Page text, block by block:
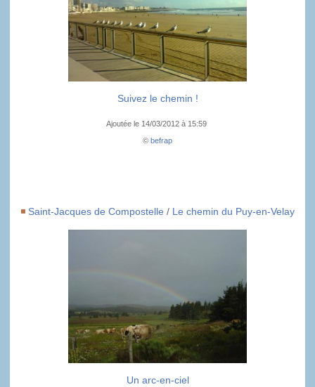
Suivez le chemin !
Ajoutée le 14/03/2012 à 15:59
© befrap
Saint-Jacques de Compostelle / Le chemin du Puy-en-Velay
Un arc-en-ciel